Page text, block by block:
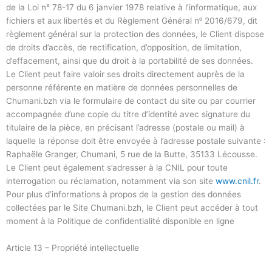
de la Loi n° 78-17 du 6 janvier 1978 relative à l’informatique, aux
fichiers et aux libertés et du Règlement Général nᵒ 2016/679, dit
règlement général sur la protection des données, le Client dispose
de droits d’accès, de rectification, d’opposition, de limitation,
d’effacement, ainsi que du droit à la portabilité de ses données.
Le Client peut faire valoir ses droits directement auprès de la
personne référente en matière de données personnelles de
Chumani.bzh via le formulaire de contact du site ou par courrier
accompagnée d’une copie du titre d’identité avec signature du
titulaire de la pièce, en précisant l’adresse (postale ou mail) à
laquelle la réponse doit être envoyée à l’adresse postale suivante :
Raphaële Granger, Chumani, 5 rue de la Butte, 35133 Lécousse.
Le Client peut également s’adresser à la CNIL pour toute
interrogation ou réclamation, notamment via son site www.cnil.fr.
Pour plus d’informations à propos de la gestion des données
collectées par le Site Chumani.bzh, le Client peut accéder à tout
moment à la Politique de confidentialité disponible en ligne
Article 13 – Propriété intellectuelle